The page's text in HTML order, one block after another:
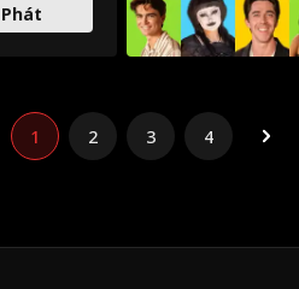
Phát
1 2 3 4